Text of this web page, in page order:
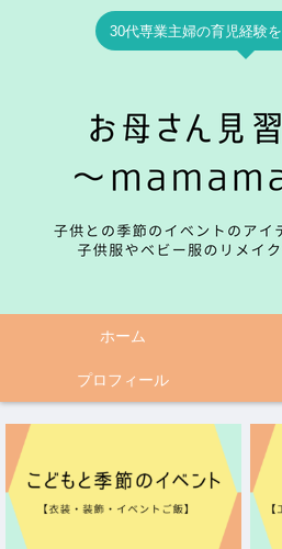
30代専業主婦の育児経験
ホーム
プロフィール